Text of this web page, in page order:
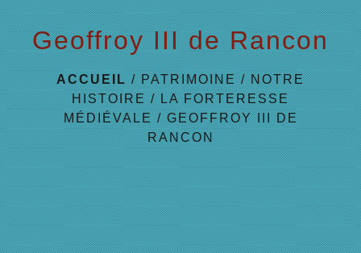
Geoffroy III de Rancon
ACCUEIL / PATRIMOINE / NOTRE
HISTOIRE / LA FORTERESSE
MÉDIÉVALE / GEOFFROY III DE
RANCON